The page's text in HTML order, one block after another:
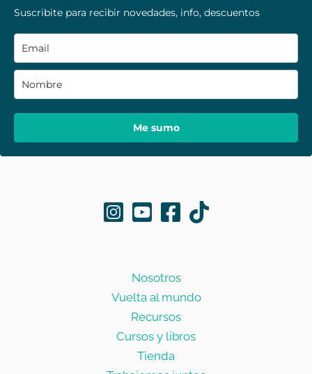
Suscribite para recibir novedades, info, descuentos
Me sumo
Nosotros
Vuelta al mundo
Recursos
Cursos y libros
Tienda